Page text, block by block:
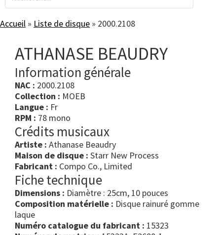
Accueil » Liste de disque » 2000.2108
ATHANASE BEAUDRY
Information générale
NAC : 2000.2108
Collection : MOEB
Langue : Fr
RPM : 78 mono
Crédits musicaux
Artiste : Athanase Beaudry
Maison de disque : Starr New Process
Fabricant : Compo Co., Limited
Fiche technique
Dimensions : Diamètre : 25cm, 10 pouces
Composition matérielle : Disque rainuré gomme
laque
Numéro catalogue du fabricant : 15323